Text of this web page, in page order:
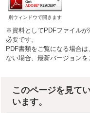
別ウィンドウで開きます
※資料としてPDFファイルが
必要です。
PDF書類をご覧になる場合
ない場合、最新バージョンを
このページを見て
います。